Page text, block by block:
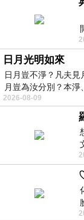
日月光明如來
日月豈不淨？凡夫
月豈為汝分別？本
2026-08-09